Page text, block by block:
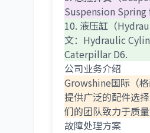
Suspension
10. 液压缸（
文：Hydraulic
Caterpillar D6.
公司业务介绍
Growshine国际（
提供广泛的配件选
们的团队致力于质
故障处理方案